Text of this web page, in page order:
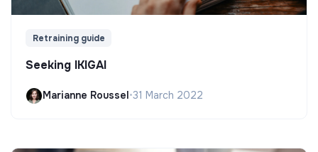
Retraining guide
Seeking IKIGAI
Marianne Roussel•31 March 2022